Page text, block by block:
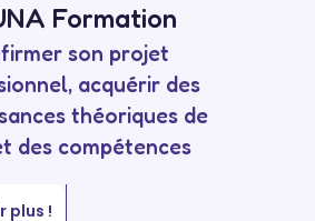
Formation
son projet
acquérir des
théoriques de
des compétences
plus !